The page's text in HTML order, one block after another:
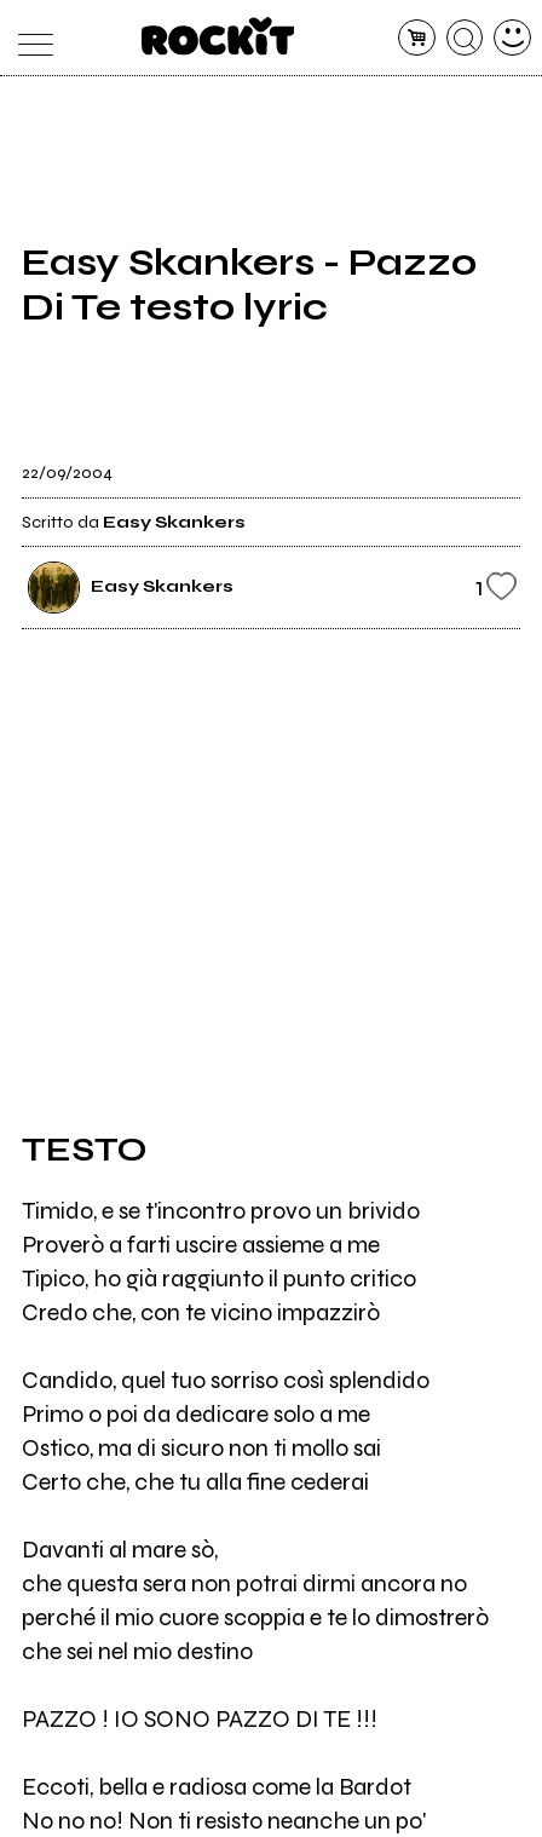
SHOP
RADIO
Easy Skankers - Pazzo
Di Te testo lyric
22/09/2004
Scritto da Easy Skankers
Easy Skankers 1
TESTO
Timido, e se t'incontro provo un brivido
Proverò a farti uscire assieme a me
Tipico, ho già raggiunto il punto critico
Credo che, con te vicino impazzirò
Candido, quel tuo sorriso così splendido
Primo o poi da dedicare solo a me
Ostico, ma di sicuro non ti mollo sai
Certo che, che tu alla fine cederai
Davanti al mare sò,
che questa sera non potrai dirmi ancora no
perché il mio cuore scoppia e te lo dimostrerò
che sei nel mio destino
PAZZO ! IO SONO PAZZO DI TE !!!
Eccoti, bella e radiosa come la Bardot
No no no! Non ti resisto neanche un po'